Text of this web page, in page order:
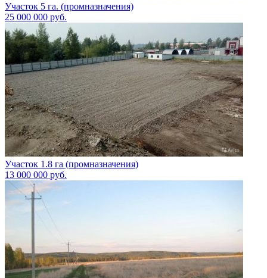
Участок 5 га. (промназначения)
25 000 000 руб.
Участок 1.8 га (промназначения)
13 000 000 руб.